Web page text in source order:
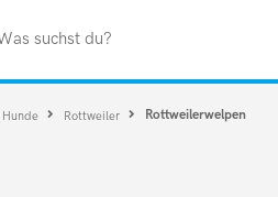
suchst du?
Hunde Rottweiler
Rottweilerwelpen